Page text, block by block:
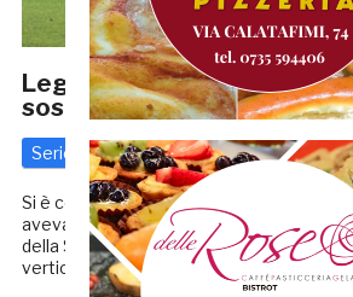
Lega Pro, l’assemblea:
sospendere. Promozione
Serie C 7 Maggio 2020 diRedazione
Si è conclusa poco fa l’assemblea dei
aveva all’ordine del giorno tanti temi
della Serie C. I rappresentanti delle
vertici […]